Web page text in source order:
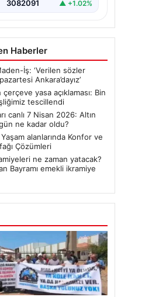
3082091 ▲ +1.02%
Haberler
İş: ‘Verilen sözler
Ankara’dayız’
çerçeve yasa açıklaması: Bin
tescillendi
canlı 7 Nisan 2026: Altın
ne kadar oldu?
alanlarında Konfor ve
Çözümleri
ne zaman yatacak?
Bayramı emekli ikramiye